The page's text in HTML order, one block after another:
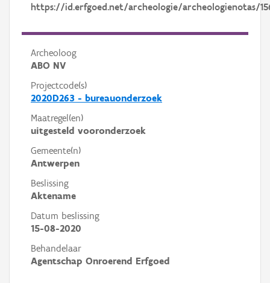
https://id.erfgoed.net/archeologie/archeologienotas/
Archeoloog
ABO NV
Projectcode(s)
2020D263 - bureauonderzoek
Maatregel(en)
uitgesteld vooronderzoek
Gemeente(n)
Antwerpen
Beslissing
Aktename
Datum beslissing
15-08-2020
Behandelaar
Agentschap Onroerend Erfgoed